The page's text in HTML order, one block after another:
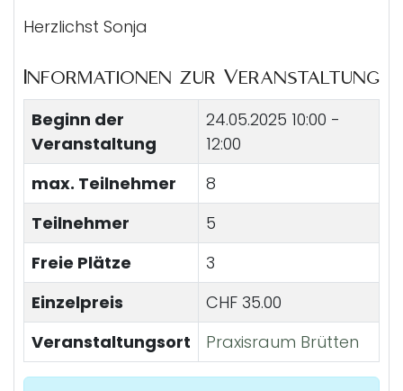
Herzlichst Sonja
Informationen zur Veranstaltung
Beginn der
Veranstaltung
24.05.2025 10:00 -
12:00
max. Teilnehmer
8
Teilnehmer
5
Freie Plätze
3
Einzelpreis
CHF 35.00
Veranstaltungsort
Praxisraum Brütten